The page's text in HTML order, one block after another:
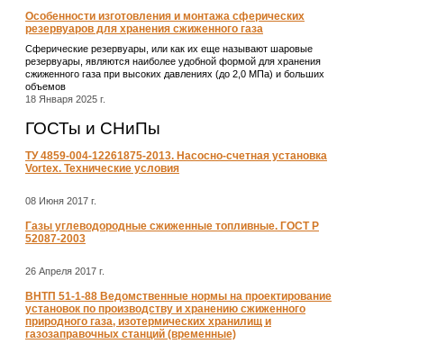
Особенности изготовления и монтажа сферических
резервуаров для хранения сжиженного газа
Сферические резервуары, или как их еще называют шаровые
резервуары, являются наиболее удобной формой для хранения
сжиженного газа при высоких давлениях (до 2,0 МПа) и больших
объемов
18 Января 2025 г.
ГОСТы и СНиПы
ТУ 4859-004-12261875-2013. Насосно-счетная установка
Vortex. Технические условия
08 Июня 2017 г.
Газы углеводородные сжиженные топливные. ГОСТ Р
52087-2003
26 Апреля 2017 г.
ВНТП 51-1-88 Ведомственные нормы на проектирование
установок по производству и хранению сжиженного
природного газа, изотермических хранилищ и
газозаправочных станций (временные)